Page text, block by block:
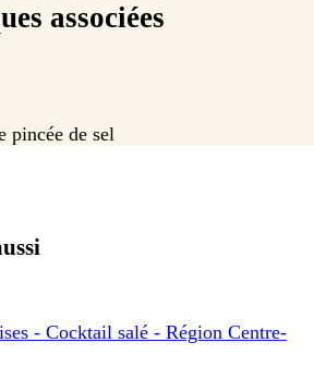
associées
pincée de sel
- Cocktail salé - Région Centre-